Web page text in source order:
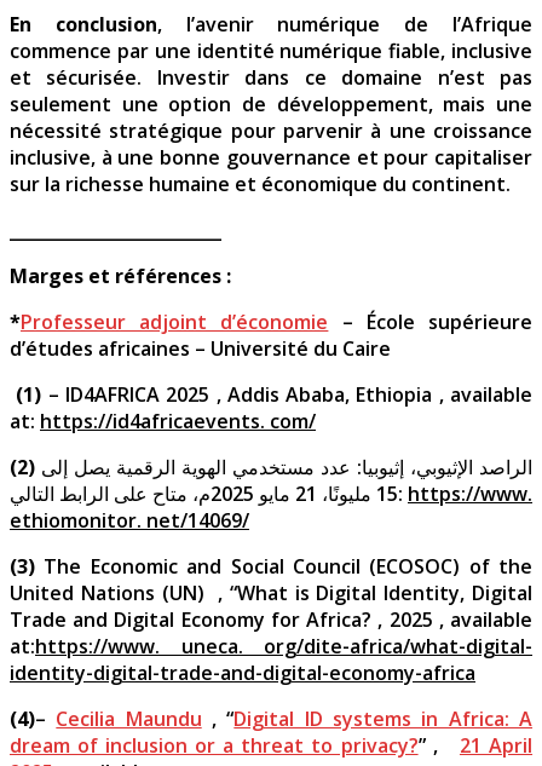
En conclusion, l’avenir numérique de l’Afrique
commence par une identité numérique fiable, inclusive
et sécurisée. Investir dans ce domaine n’est pas
seulement une option de développement, mais une
nécessité stratégique pour parvenir à une croissance
inclusive, à une bonne gouvernance et pour capitaliser
sur la richesse humaine et économique du continent.
Marges et références :
*Professeur adjoint d’économie – École supérieure
d’études africaines – Université du Caire
(1) – ID4AFRICA 2025 , Addis Ababa, Ethiopia , available
at: https://id4africaevents. com/
(2)
15 مليونًا، 21 مايو 2025م، متاح على الرابط التالي: https://www.
ethiomonitor. net/14069/
(3) The Economic and Social Council (ECOSOC) of the
United Nations (UN) , “What is Digital Identity, Digital
Trade and Digital Economy for Africa? , 2025 , available
at:https://www. uneca. org/dite-africa/what-digital-
identity-digital-trade-and-digital-economy-africa
(4)– Cecilia Maundu , “Digital ID systems in Africa: A
dream of inclusion or a threat to privacy?” , 21 April